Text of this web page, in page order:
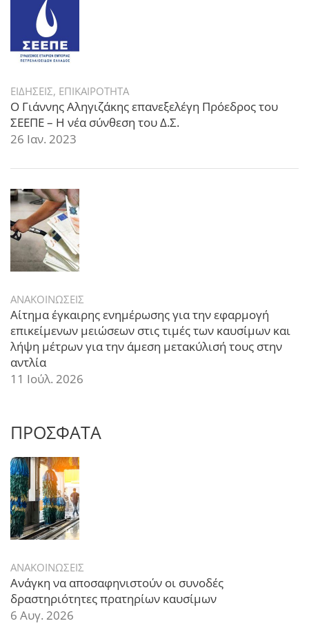
ΕΙΔΗΣΕΙΣ, ΕΠΙΚΑΙΡΟΤΗΤΑ
Ο Γιάννης Αληγιζάκης επανεξελέγη Πρόεδρος του
ΣΕΕΠΕ – Η νέα σύνθεση του Δ.Σ.
26 Ιαν. 2023
ΑΝΑΚΟΙΝΩΣΕΙΣ
Αίτημα έγκαιρης ενημέρωσης για την εφαρμογή
επικείμενων μειώσεων στις τιμές των καυσίμων και
λήψη μέτρων για την άμεση μετακύλισή τους στην
αντλία
11 Ιούλ. 2026
ΠΡΟΣΦΑΤΑ
ΑΝΑΚΟΙΝΩΣΕΙΣ
Ανάγκη να αποσαφηνιστούν οι συνοδές
δραστηριότητες πρατηρίων καυσίμων
6 Αυγ. 2026